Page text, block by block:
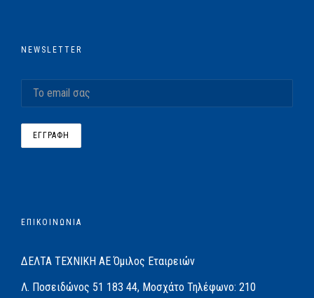
NEWSLETTER
ΕΠΙΚΟΙΝΩΝΙΑ
ΔΕΛΤΑ ΤΕΧΝΙΚΗ ΑΕΌμιλος Εταιρειών
Λ. Ποσειδώνος 51 183 44, Μοσχάτο Τηλέφωνο: 210